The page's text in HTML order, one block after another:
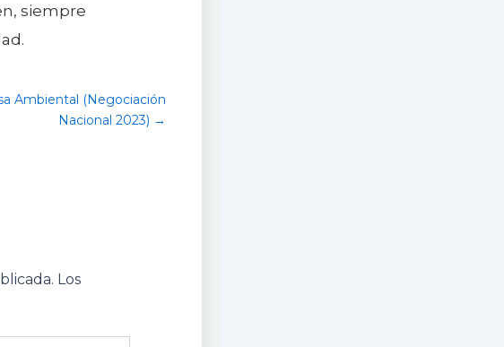
siempre
Ambiental (Negociación
Nacional 2023) →
Los